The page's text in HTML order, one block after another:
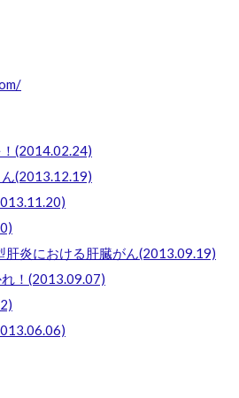
(2014.02.24)
(2013.12.19)
肝炎における肝臓がん(2013.09.19)
！(2013.09.07)